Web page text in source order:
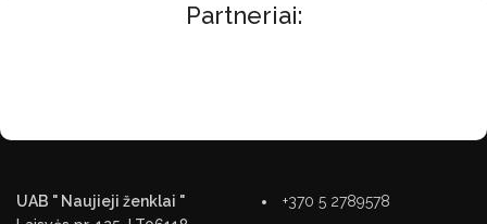
Partneriai:
UAB " Naujieji ženklai "
+370 5 2789578